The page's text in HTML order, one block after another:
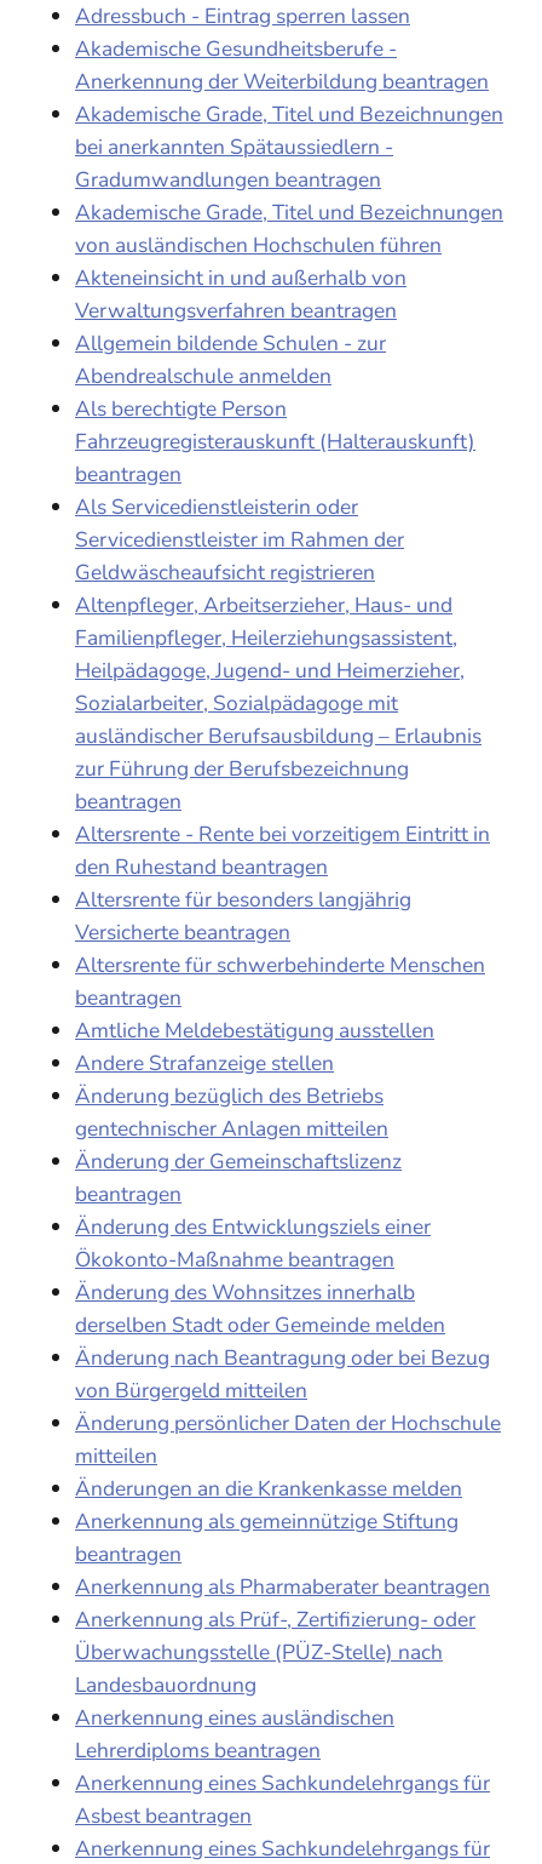
Adressbuch - Eintrag sperren lassen
Akademische Gesundheitsberufe -
Anerkennung der Weiterbildung beantragen
Akademische Grade, Titel und Bezeichnungen
bei anerkannten Spätaussiedlern -
Gradumwandlungen beantragen
Akademische Grade, Titel und Bezeichnungen
von ausländischen Hochschulen führen
Akteneinsicht in und außerhalb von
Verwaltungsverfahren beantragen
Allgemein bildende Schulen - zur
Abendrealschule anmelden
Als berechtigte Person
Fahrzeugregisterauskunft (Halterauskunft)
beantragen
Als Servicedienstleisterin oder
Servicedienstleister im Rahmen der
Geldwäscheaufsicht registrieren
Altenpfleger, Arbeitserzieher, Haus- und
Familienpfleger, Heilerziehungsassistent,
Heilpädagoge, Jugend- und Heimerzieher,
Sozialarbeiter, Sozialpädagoge mit
ausländischer Berufsausbildung – Erlaubnis
zur Führung der Berufsbezeichnung
beantragen
Altersrente - Rente bei vorzeitigem Eintritt in
den Ruhestand beantragen
Altersrente für besonders langjährig
Versicherte beantragen
Altersrente für schwerbehinderte Menschen
beantragen
Amtliche Meldebestätigung ausstellen
Andere Strafanzeige stellen
Änderung bezüglich des Betriebs
gentechnischer Anlagen mitteilen
Änderung der Gemeinschaftslizenz
beantragen
Änderung des Entwicklungsziels einer
Ökokonto-Maßnahme beantragen
Änderung des Wohnsitzes innerhalb
derselben Stadt oder Gemeinde melden
Änderung nach Beantragung oder bei Bezug
von Bürgergeld mitteilen
Änderung persönlicher Daten der Hochschule
mitteilen
Änderungen an die Krankenkasse melden
Anerkennung als gemeinnützige Stiftung
beantragen
Anerkennung als Pharmaberater beantragen
Anerkennung als Prüf-, Zertifizierung- oder
Überwachungsstelle (PÜZ-Stelle) nach
Landesbauordnung
Anerkennung eines ausländischen
Lehrerdiploms beantragen
Anerkennung eines Sachkundelehrgangs für
Asbest beantragen
Anerkennung eines Sachkundelehrgangs für